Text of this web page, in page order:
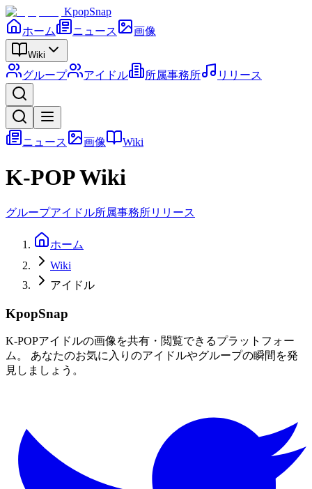
KpopSnap
ホーム
ニュース 画像
Wiki
グループ アイドル 所属事務所 リリース
ニュース 画像 Wiki
K-POP Wiki
グループアイドル所属事務所リリース
ホーム
Wiki
アイドル
KpopSnap
K-POPアイドルの画像を共有・閲覧できるプラットフォー
ム。 あなたのお気に入りのアイドルやグループの瞬間を発
見しましょう。